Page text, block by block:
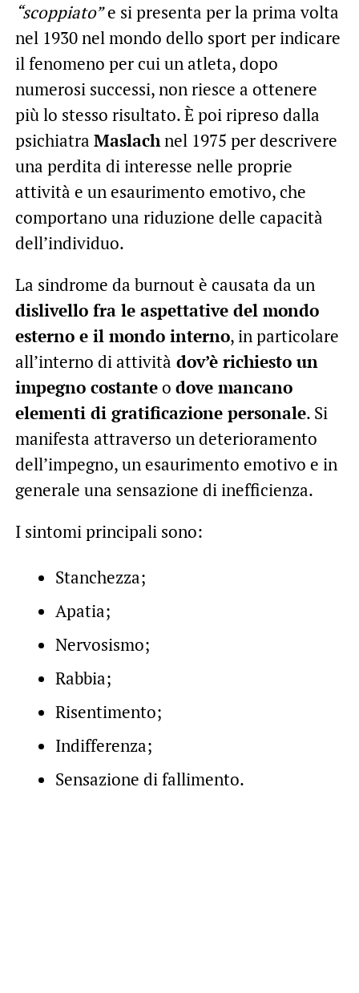
“scoppiato”e si presenta per la prima volta
nel 1930 nel mondo dello sport per indicare
il fenomeno per cui un atleta, dopo
numerosi successi, non riesce a ottenere
più lo stesso risultato. È poi ripreso dalla
psichiatra Maslachnel 1975 per descrivere
una perdita di interesse nelle proprie
attività e un esaurimento emotivo, che
comportano una riduzione delle capacità
dell’individuo.
La sindrome da burnout è causata da un
dislivello fra le aspettative del mondo
esterno e il mondo interno, in particolare
all’interno di attività dov’è richiesto un
impegno costanteo dove mancano
elementi di gratificazione personale. Si
manifesta attraverso un deterioramento
dell’impegno, un esaurimento emotivo e in
generale una sensazione di inefficienza.
I sintomi principali sono:
Stanchezza;
Apatia;
Nervosismo;
Rabbia;
Risentimento;
Indifferenza;
Sensazione di fallimento.